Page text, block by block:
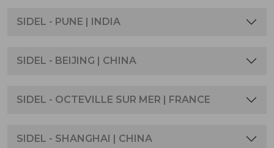
SIDEL - PUNE | INDIA
SIDEL - BEIJING | CHINA
SIDEL - OCTEVILLE SUR MER | FRANCE
SIDEL - SHANGHAI | CHINA